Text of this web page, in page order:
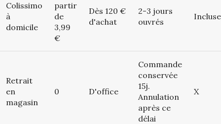
Colissimo
à
domicile
partir
de
3,99
€
Dès 120 €
d'achat
2-3 jours
ouvrés
Incluse
Retrait
en
magasin
0 D'office
Commande
conservée
15j.
Annulation
après ce
délai
X